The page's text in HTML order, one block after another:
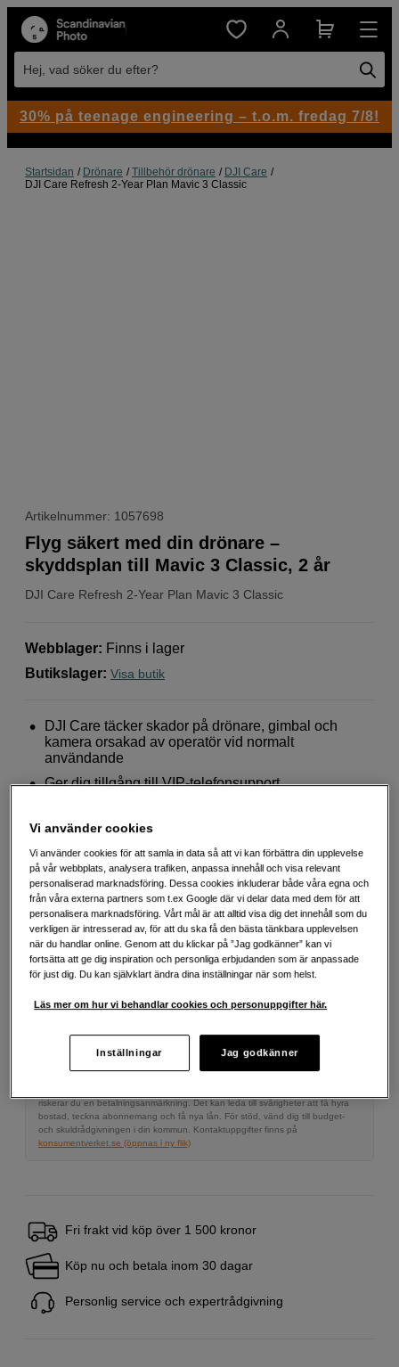
Hej, vad söker du efter?
Startsidan Drönare Tillbehör drönare
DJI Care
DJI Care Refresh 2-Year Plan Mavic 3 Classic
Artikelnummer: 1057698
DJI Care Refresh 2-Year Plan Mavic 3 Classic
Flyg säkert med din drönare –
skyddsplan till Mavic 3 Classic, 2 år
Webblager: Finns i lager
Butikslager: Visa butik
DJI Care täcker skador på drönare, gimbal och
kamera orsakad av operatör vid normalt
användande
Ger dig tillgång till VIP-telefonsupport
Mer information
2 990 SEK
Lägg i kundvagn
Startavgift 579 SEK, aviavgift 45 SEK/mån tillkommer
riskerar du en betalningsanmärkning. Det kan leda till svårigheter att få hyra
bostad, teckna abonnemang och få nya lån. För stöd, vänd dig till budget-
och skuldrådgivningen i din kommun. Kontaktuppgifter finns på
konsumentverket.se (öppnas i ny flik)
Fri frakt vid köp över 1 500 kronor
Köp nu och betala inom 30 dagar
Personlig service och expertrådgivning
30% på teenage engineering – t.o.m. fredag 7/8!
Vi använder cookies
Vi använder cookies för att samla in data så att vi kan förbättra din upplevelse
på vår webbplats, analysera trafiken, anpassa innehåll och visa relevant
personaliserad marknadsföring. Dessa cookies inkluderar både våra egna och
från våra externa partners som t.ex Google där vi delar data med dem för att
personalisera marknadsföring. Vårt mål är att alltid visa dig det innehåll som du
verkligen är intresserad av, för att du ska få den bästa tänkbara upplevelsen
när du handlar online. Genom att du klickar på ”Jag godkänner” kan vi
fortsätta att ge dig inspiration och personliga erbjudanden som är anpassade
för just dig. Du kan självklart ändra dina inställningar när som helst.
Läs mer om hur vi behandlar cookies och personuppgifter här.
Inställningar Jag godkänner